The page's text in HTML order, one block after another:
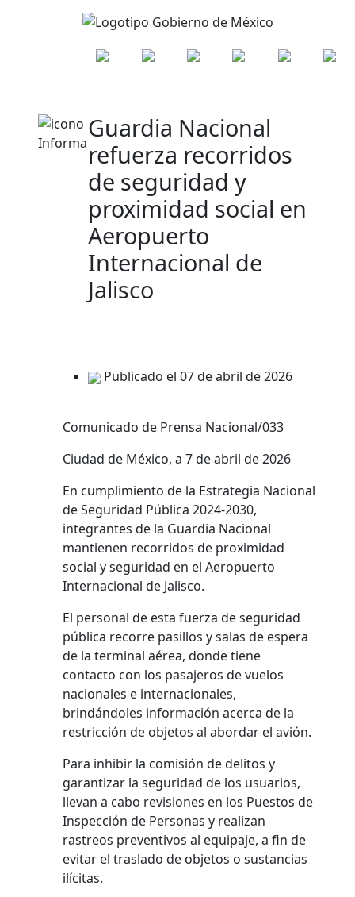
Guardia Nacional
refuerza recorridos
de seguridad y
proximidad social en
Aeropuerto
Internacional de
Jalisco
Publicado el 07 de abril de 2026
Comunicado de Prensa Nacional/033
Ciudad de México, a 7 de abril de 2026
En cumplimiento de la Estrategia Nacional
de Seguridad Pública 2024-2030,
integrantes de la Guardia Nacional
mantienen recorridos de proximidad
social y seguridad en el Aeropuerto
Internacional de Jalisco.
El personal de esta fuerza de seguridad
pública recorre pasillos y salas de espera
de la terminal aérea, donde tiene
contacto con los pasajeros de vuelos
nacionales e internacionales,
brindándoles información acerca de la
restricción de objetos al abordar el avión.
Para inhibir la comisión de delitos y
garantizar la seguridad de los usuarios,
llevan a cabo revisiones en los Puestos de
Inspección de Personas y realizan
rastreos preventivos al equipaje, a fin de
evitar el traslado de objetos o sustancias
ilícitas.